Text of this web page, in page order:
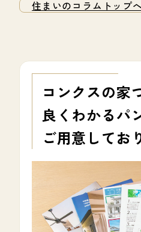
住まいのコラムトップへ
コンクスの家
良くわかるパ
ご用意してお